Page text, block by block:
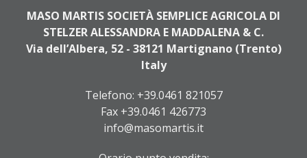
MASO MARTIS SOCIETÀ SEMPLICE AGRICOLA DI
STELZER ALESSANDRA E MADDALENA & C.
Via dell’Albera, 52 - 38121 Martignano (Trento)
Italy
Telefono: +39.0461 821057
Fax +39.0461 426773
info@masomartis.it